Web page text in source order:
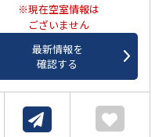
※現在空室情報は
ございません
最新情報を
確認する